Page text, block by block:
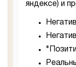
яндексе) и